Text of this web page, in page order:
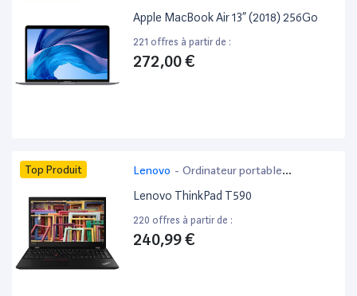
Apple MacBook Air 13” (2018) 256Go
221 offres à partir de :
272,00 €
Top Produit Lenovo - Ordinateur portable
bureautique
Lenovo ThinkPad T590
220 offres à partir de :
240,99 €